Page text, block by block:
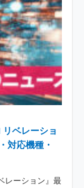
リベレーショ
対応機種・
レーション』最